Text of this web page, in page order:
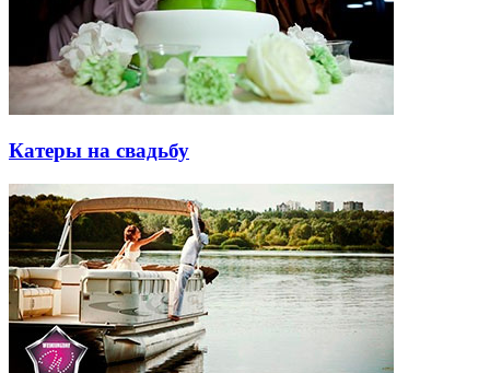
Катеры на свадьбу